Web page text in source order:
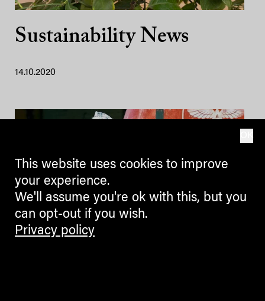
Sustainability News
14.10.2020
This website uses cookies to improve
your experience.
We'll assume you're ok with this, but you
can opt-out if you wish.
Privacy policy